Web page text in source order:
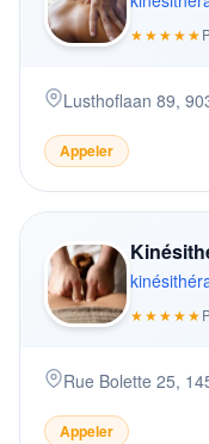
★★★★★
Lusthoflaan 89,
Appeler
★★★★★
Rue Bolette 25,
Appeler